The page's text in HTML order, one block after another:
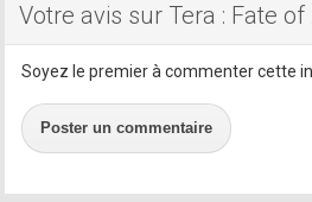
Votre avis sur Tera : Fate of
Soyez le premier à commenter cette
Poster un commentaire